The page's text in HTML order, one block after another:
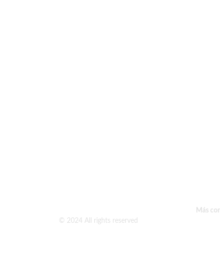
© 2024 All rights reserved
Más